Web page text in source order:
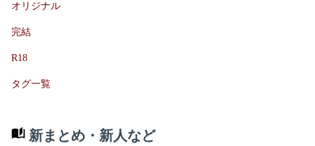
オリジナル
完結
R18
タグ一覧
新まとめ・新人など